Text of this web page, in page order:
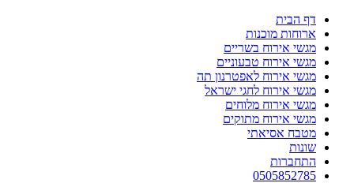
דף הבית
ארוחות מוכנות
מגשי אירוח בשריים
מגשי אירוח טבעוניים
מגשי אירוח לאפטרנון תה
מגשי אירוח לחגי ישראל
מגשי אירוח מלוחים
מגשי אירוח מתוקים
מטבח אסיאתי
שונות
התחברות
0505852785